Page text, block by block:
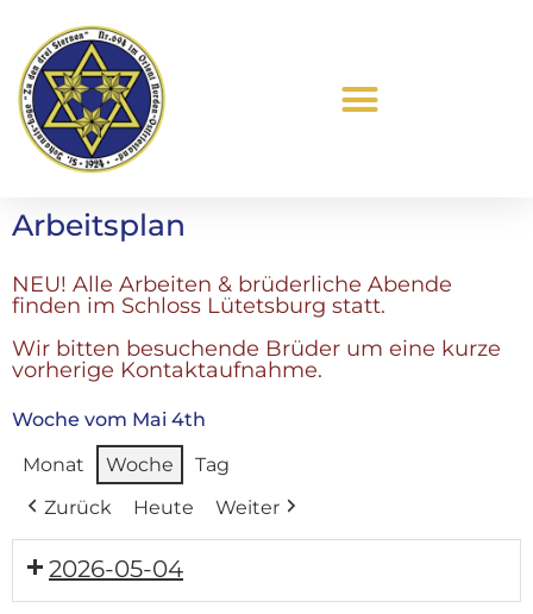
Arbeitsplan
NEU! Alle Arbeiten & brüderliche Abende
finden im Schloss Lütetsburg statt.
Wir bitten besuchende Brüder um eine kurze
vorherige Kontaktaufnahme.
Woche vom Mai 4th
Monat
Woche
Tag
Zurück
Heute Weiter
2026-05-04